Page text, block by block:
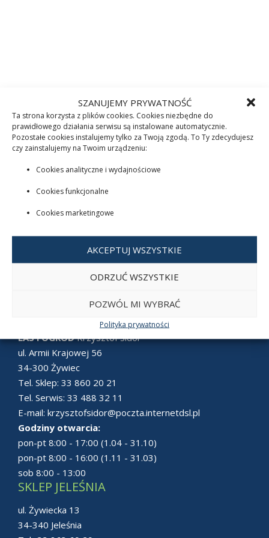
SZANUJEMY PRYWATNOŚĆ
Ta strona korzysta z plików cookies. Cookies niezbędne do
prawidłowego działania serwisu są instalowane automatycznie.
Pozostałe cookies instalujemy tylko za Twoją zgodą. To Ty zdecydujesz
czy zainstalujemy na Twoim urządzeniu:
Cookies analityczne i wydajnościowe
Cookies funkcjonalne
Cookies marketingowe
AKCEPTUJ WSZYSTKIE
ODRZUĆ WSZYSTKIE
POZWÓL MI WYBRAĆ
Polityka prywatności
LAS i OGRÓDKrzysztof Sidor
ul. Armii Krajowej 56
34-300 Żywiec
Tel. Sklep: 33 860 20 21
Tel. Serwis: 33 488 32 11
E-mail: krzysztofsidor@poczta.internetdsl.pl
Godziny otwarcia:
pon-pt 8:00 - 17:00 (1.04 - 31.10)
pon-pt 8:00 - 16:00 (1.11 - 31.03)
sob 8:00 - 13:00
SKLEP JELEŚNIA
ul. Żywiecka 13
34-340 Jeleśnia